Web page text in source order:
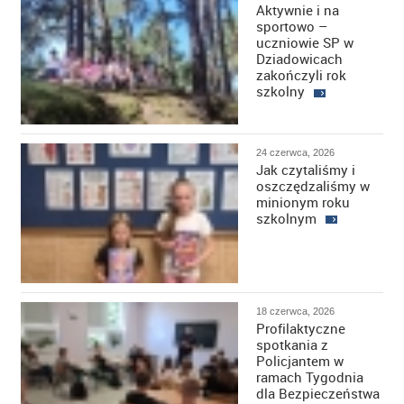
Aktywnie i na
sportowo –
uczniowie SP w
Dziadowicach
zakończyli rok
szkolny
24 czerwca, 2026
Jak czytaliśmy i
oszczędzaliśmy w
minionym roku
szkolnym
18 czerwca, 2026
Profilaktyczne
spotkania z
Policjantem w
ramach Tygodnia
dla Bezpieczeństwa